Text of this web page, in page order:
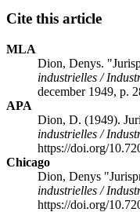
Cite this article
MLA
Dion, Denys.
industrielles /
december 1949, p.
APA
Dion, D. (1949).
industrielles /
https://doi.org/
Chicago
Dion, Denys
industrielles /
https://doi.org/